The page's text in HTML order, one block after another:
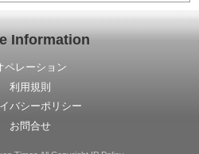
Information
ペレーション
利用規則
バシーポリシー
お問合せ